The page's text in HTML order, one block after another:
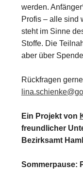
werden.
Profis – alle sind
steht im Sinne
Stoffe. Die
aber über
Rückfragen
Ein Projekt von
freundlicher
Bezirksamt
Sommerpause: